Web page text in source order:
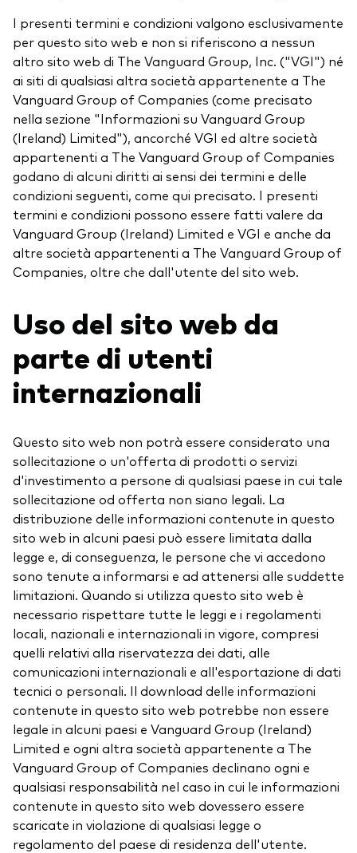
Documenti importanti
Investi con Vanguard
I presenti termini e condizioni valgono esclusivamente
per questo sito web e non si riferiscono a nessun
altro sito web di The Vanguard Group, Inc. ("VGI") né
ai siti di qualsiasi altra società appartenente a The
Vanguard Group of Companies (come precisato
nella sezione "Informazioni su Vanguard Group
(Ireland) Limited"), ancorché VGI ed altre società
appartenenti a The Vanguard Group of Companies
godano di alcuni diritti ai sensi dei termini e delle
condizioni seguenti, come qui precisato. I presenti
termini e condizioni possono essere fatti valere da
Vanguard Group (Ireland) Limited e VGI e anche da
altre società appartenenti a The Vanguard Group of
Companies, oltre che dall'utente del sito web.
Uso del sito web da
parte di utenti
internazionali
Questo sito web non potrà essere considerato una
sollecitazione o un'offerta di prodotti o servizi
d'investimento a persone di qualsiasi paese in cui tale
sollecitazione od offerta non siano legali. La
distribuzione delle informazioni contenute in questo
sito web in alcuni paesi può essere limitata dalla
legge e, di conseguenza, le persone che vi accedono
sono tenute a informarsi e ad attenersi alle suddette
limitazioni. Quando si utilizza questo sito web è
necessario rispettare tutte le leggi e i regolamenti
locali, nazionali e internazionali in vigore, compresi
quelli relativi alla riservatezza dei dati, alle
comunicazioni internazionali e all'esportazione di dati
tecnici o personali. Il download delle informazioni
contenute in questo sito web potrebbe non essere
legale in alcuni paesi e Vanguard Group (Ireland)
Limited e ogni altra società appartenente a The
Vanguard Group of Companies declinano ogni e
qualsiasi responsabilità nel caso in cui le informazioni
contenute in questo sito web dovessero essere
scaricate in violazione di qualsiasi legge o
regolamento del paese di residenza dell'utente.